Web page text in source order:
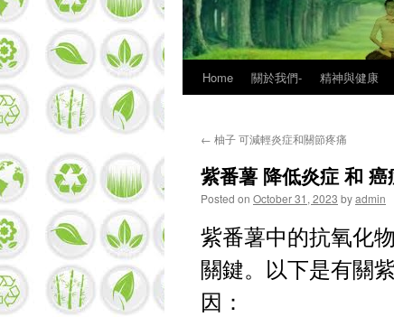
Skip
content
Home 關於我們- 精神與健康
← 柚子 可減輕炎症和關節疼痛
紫番薯 降低炎症 和 癌
Posted on October 31, 2023 byadmin
紫番薯中的抗氧化
關鍵。以下是有關
因：